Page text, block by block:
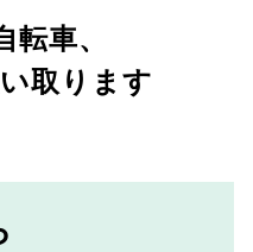
転車、
取ります